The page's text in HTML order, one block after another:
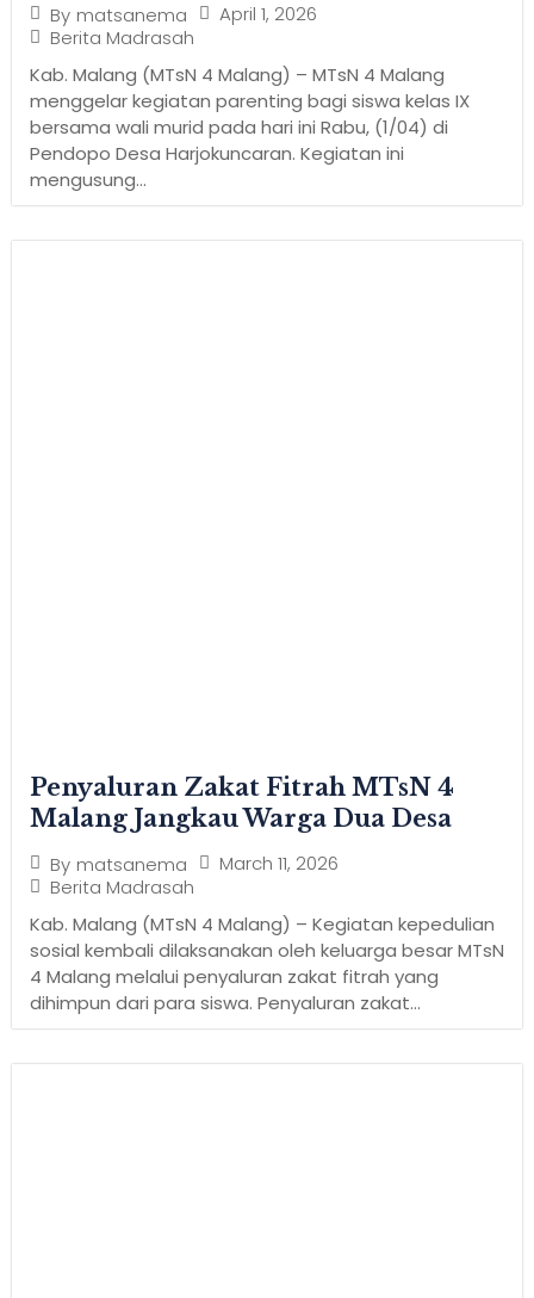
By matsanema
April 1, 2026
Berita Madrasah
Kab. Malang (MTsN 4 Malang) – MTsN 4 Malang
menggelar kegiatan parenting bagi siswa kelas IX
bersama wali murid pada hari ini Rabu, (1/04) di
Pendopo Desa Harjokuncaran. Kegiatan ini
mengusung...
Penyaluran Zakat Fitrah MTsN 4
Malang Jangkau Warga Dua Desa
By matsanema
March 11, 2026
Berita Madrasah
Kab. Malang (MTsN 4 Malang) – Kegiatan kepedulian
sosial kembali dilaksanakan oleh keluarga besar MTsN
4 Malang melalui penyaluran zakat fitrah yang
dihimpun dari para siswa. Penyaluran zakat...